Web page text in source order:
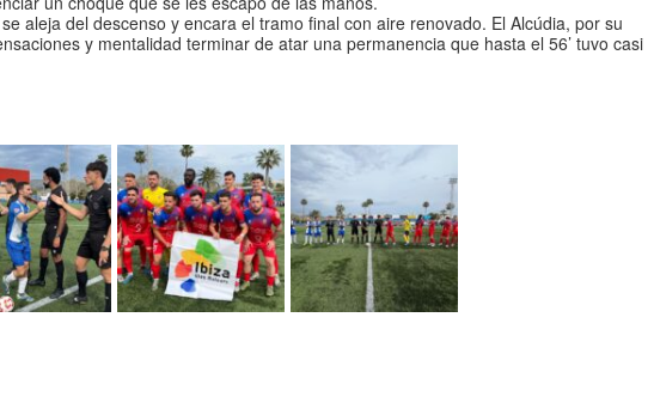
aleja del descenso y encara el tramo final con aire renovado. El Alcúdia, por su
y mentalidad terminar de atar una permanencia que hasta el 56’ tuvo casi